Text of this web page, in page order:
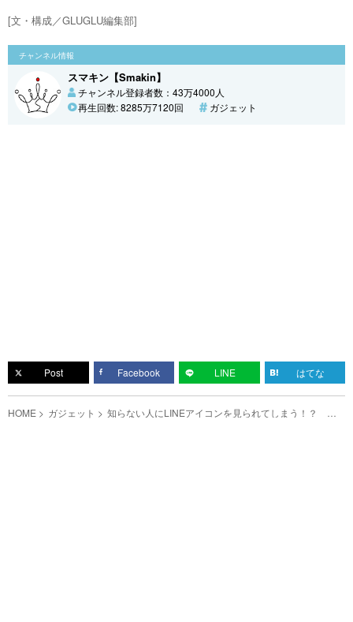
[文・構成／GLUGLU編集部]
チャンネル情報
スマキン【Smakin】
チャンネル登録者数：43万4000人
再生回数: 8285万7120回
ガジェット
Post Facebook LINE はてな
HOME ガジェット 知らない人にLINEアイコンを見られてしまう！？ 確
認したい７つの設定がこちら